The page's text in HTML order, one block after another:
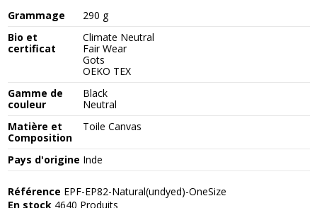
Grammage
290 g
Bio et
certificat
Climate Neutral
Fair Wear
Gots
OEKO TEX
Gamme de
couleur
Black
Neutral
Matière et
Composition
Toile Canvas
Pays d'origine Inde
Référence EPF-EP82-Natural(undyed)-OneSize
En stock 4640 Produits